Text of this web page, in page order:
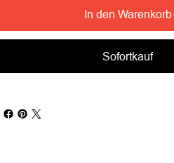
In den Warenkorb
Sofortkauf